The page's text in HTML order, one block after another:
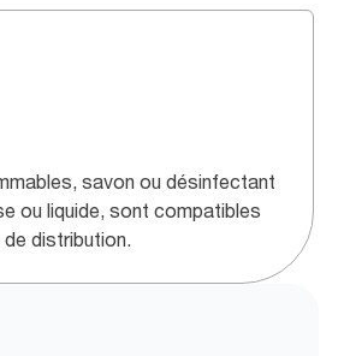
savon ou désinfectant
ou liquide, sont compatibles
distribution.